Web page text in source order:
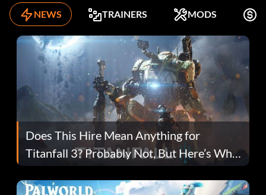
NEWS TRAINERS MODS
Does This Hire Mean Anything for
Titanfall 3? Probably Not, But Here’s Why
Fans Are Hopeful